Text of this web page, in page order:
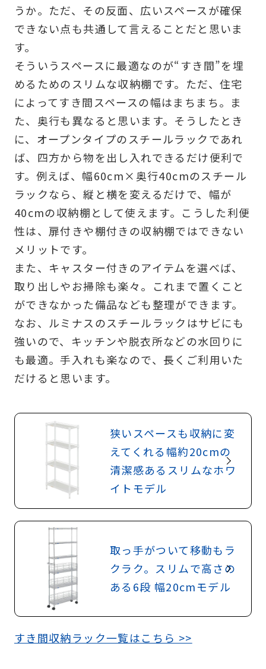
うか。ただ、その反面、広いスペースが確保
できない点も共通して言えることだと思いま
す。
そういうスペースに最適なのが“すき間”を埋
めるためのスリムな収納棚です。ただ、住宅
によってすき間スペースの幅はまちまち。ま
た、奥行も異なると思います。そうしたとき
に、オープンタイプのスチールラックであれ
ば、四方から物を出し入れできるだけ便利で
す。例えば、幅60cm×奥行40cmのスチール
ラックなら、縦と横を変えるだけで、幅が
40cmの収納棚として使えます。こうした利便
性は、扉付きや棚付きの収納棚ではできない
メリットです。
また、キャスター付きのアイテムを選べば、
取り出しやお掃除も楽々。これまで置くこと
ができなかった備品なども整理ができます。
なお、ルミナスのスチールラックはサビにも
強いので、キッチンや脱衣所などの水回りに
も最適。手入れも楽なので、長くご利用いた
だけると思います。
狭いスペースも収納に変
えてくれる幅約20cmの
清潔感あるスリムなホワ
イトモデル
取っ手がついて移動もラ
クラク。スリムで高さの
ある6段 幅20cmモデル
すき間収納ラック一覧はこちら >>